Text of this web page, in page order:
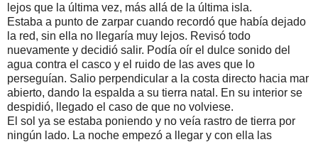
lejos que la última vez, más allá de la última isla.
Estaba a punto de zarpar cuando recordó que había dejado
la red, sin ella no llegaría muy lejos. Revisó todo
nuevamente y decidió salir. Podía oír el dulce sonido del
agua contra el casco y el ruido de las aves que lo
perseguían. Salio perpendicular a la costa directo hacia mar
abierto, dando la espalda a su tierra natal. En su interior se
despidió, llegado el caso de que no volviese.
El sol ya se estaba poniendo y no veía rastro de tierra por
ningún lado. La noche empezó a llegar y con ella las